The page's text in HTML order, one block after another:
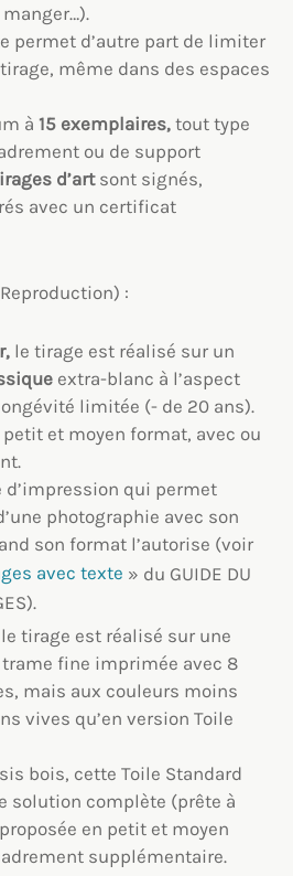
permet d’autre part de limiter
même dans des espaces
à 15 exemplaires, tout type
ou de support
d’artsont signés,
avec un certificat
:
le tirage est réalisé sur un
extra-blanc à l’aspect
limitée (- de 20 ans).
et moyen format, avec ou
d’impression qui permet
photographie avec son
son format l’autorise (voir
avec texte » du GUIDE DU
tirage est réalisé sur une
trame fine imprimée avec 8
mais aux couleurs moins
vives qu’en version Toile
bois, cette Toile Standard
solution complète (prête à
en petit et moyen
supplémentaire.